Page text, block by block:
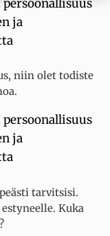
ja
niin olet todiste
ja
tarvitsisi.
Kuka